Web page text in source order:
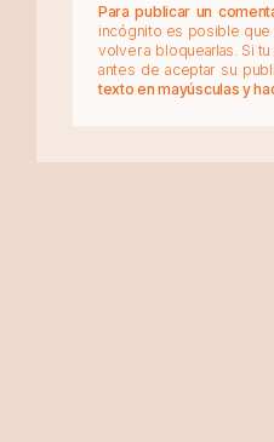
Para publicar un
incógnito es posible que
volver a bloquearlas. Si
antes de aceptar su
texto en mayúsculas y